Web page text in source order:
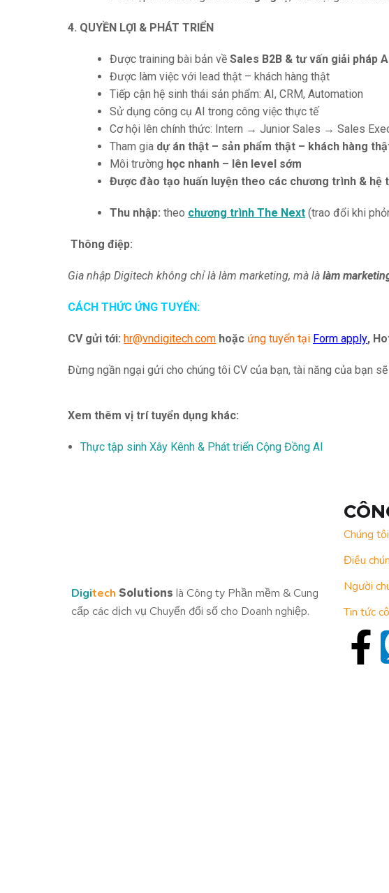
4. QUYỀN LỢI & PHÁT TRIỂN
Được training bài bản về Sales B2B & tư vấn giải pháp
Được làm việc với lead thật – khách hàng thật
Tiếp cận hệ sinh thái sản phẩm: AI, CRM, Automation
Sử dụng công cụ AI trong công việc thực tế
Cơ hội lên chính thức: Intern → Junior Sales → Sales
Tham gia dự án thật – sản phẩm thật – khách hàng
Môi trường học nhanh – lên level sớm
Được đào tạo huấn luyện theo các chương trình & hệ
Thu nhập: theo chương trình The Next (trao đổi khi
Thông điệp:
Gia nhập Digitech không chỉ là làm marketing, mà là làm
CÁCH THỨC ỨNG TUYỂN:
CV gửi tới: hr@vndigitech.com hoặc ứng tuyển tại Form apply,
Đừng ngần ngại gửi cho chúng tôi CV của bạn, tài năng của bạn
Xem thêm vị trí tuyển dụng khác:
Thực tập sinh Xây Kênh & Phát triển Cộng Đồng AI
Digitech Solutions là Công ty Phần mềm & Cung
cấp các dịch vụ Chuyển đổi số cho Doanh nghiệp.
Chúng
Điều
Người
Tin tức